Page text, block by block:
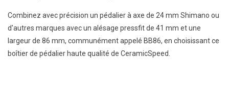
Combinez avec précision un pédalier à axe de 24 mm Shimano ou
d'autres marques avec un alésage pressfit de 41 mm et une
largeur de 86 mm, communément appelé BB86, en choisissant ce
boîtier de pédalier haute qualité de CeramicSpeed.